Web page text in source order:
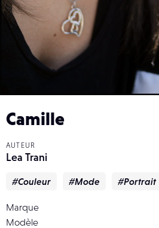
Camille
AUTEUR
Lea Trani
#Couleur #Mode #Portrait
Marque
Modèle